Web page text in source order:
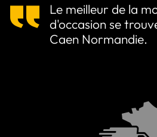
Le meilleur de la
d'occasion se
Caen Normandie.